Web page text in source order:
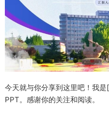
今天就与你分享到这里吧！我
PPT。感谢你的关注和阅读。